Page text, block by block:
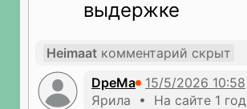
выдержке
Heimaat комментарий скрыт
DpeMa
Ярила • На сайте 1 год